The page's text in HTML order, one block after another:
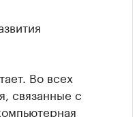
Во всех
связанные с